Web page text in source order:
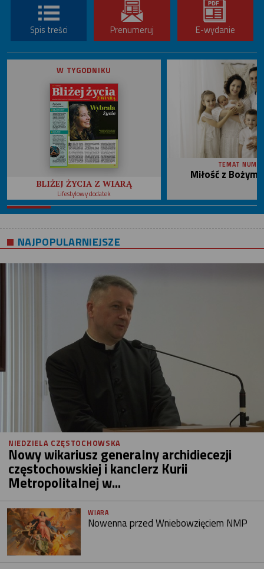
Spis treści Prenumeruj E-wydanie
W TYGODNIKU
BLIŻEJ ŻYCIA Z WIARĄ
Lifestylowy dodatek
TEMAT
Miłość z
NAJPOPULARNIEJSZE
NIEDZIELA CZĘSTOCHOWSKA
Nowy wikariusz generalny archidiecezji
częstochowskiej i kanclerz Kurii
Metropolitalnej w...
WIARA
Nowenna przed Wniebowzięciem NMP